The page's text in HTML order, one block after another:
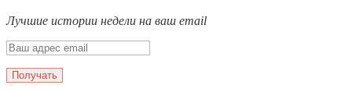
Лучшие истории недели на ваш email